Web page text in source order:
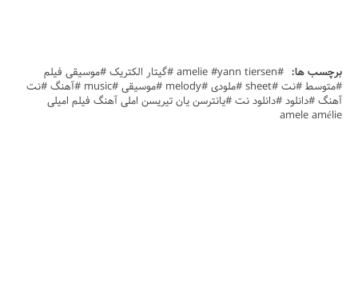
برچسب ها:
#amelie #yann tiersen #گیتار الکتریک #موسیقی فیلم
#متوسط #نت #sheet #ملودی #melody #موسیقی #music #آهنگ #نت
آهنگ #دانلود #دانلود نت #یانترسن یان تیریسن املی آهنگ فیلم امیلی
amele amélie